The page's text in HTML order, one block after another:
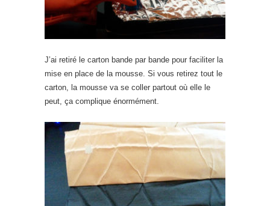
J’ai retiré le carton bande par bande pour faciliter la
mise en place de la mousse. Si vous retirez tout le
carton, la mousse va se coller partout où elle le
peut, ça complique énormément.